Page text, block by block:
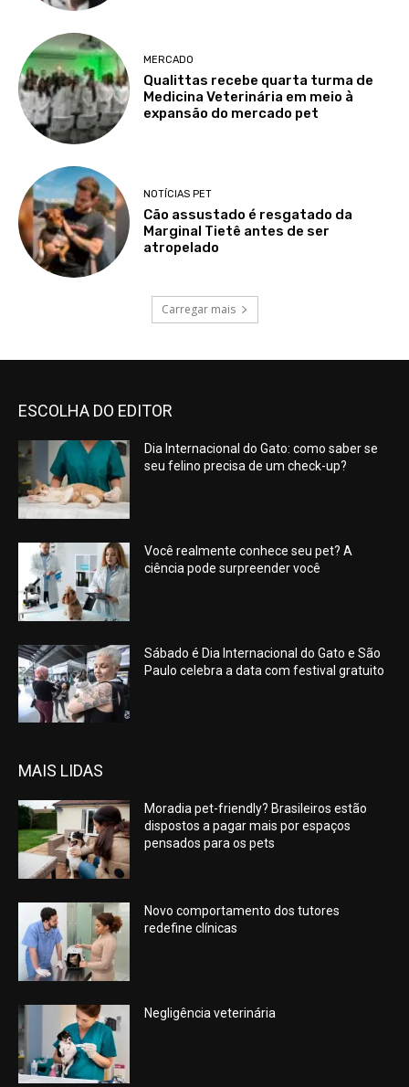
MERCADO
Qualittas recebe quarta turma de
Medicina Veterinária em meio à
expansão do mercado pet
NOTÍCIAS PET
Cão assustado é resgatado da
Marginal Tietê antes de ser
atropelado
Carregar mais
ESCOLHA DO EDITOR
Dia Internacional do Gato: como saber se
seu felino precisa de um check-up?
Você realmente conhece seu pet? A
ciência pode surpreender você
Sábado é Dia Internacional do Gato e São
Paulo celebra a data com festival gratuito
MAIS LIDAS
Moradia pet-friendly? Brasileiros estão
dispostos a pagar mais por espaços
pensados para os pets
Novo comportamento dos tutores
redefine clínicas
Negligência veterinária